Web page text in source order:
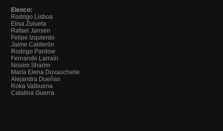
Elenco:
Rodrigo Lisboa
Elisa Zulueta
Rafael Jansen
Felipe Izquierdo
Jaime Calderón
Rodrigo Pardow
Fernando Larraín
Nissim Sharim
María Elena Duvauchelle
Alejandra Dueñas
Roka Valbuena
Catalina Guerra